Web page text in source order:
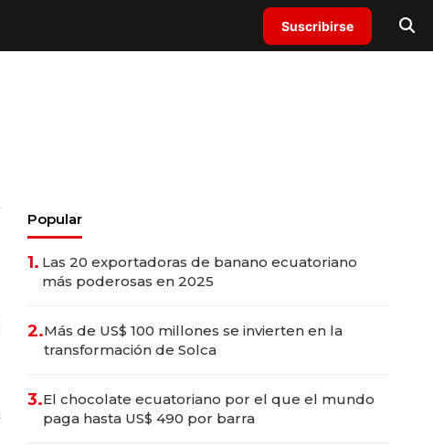
Suscribirse
Popular
1. Las 20 exportadoras de banano ecuatoriano
más poderosas en 2025
2.Más de US$ 100 millones se invierten en la
transformación de Solca
3.El chocolate ecuatoriano por el que el mundo
paga hasta US$ 490 por barra